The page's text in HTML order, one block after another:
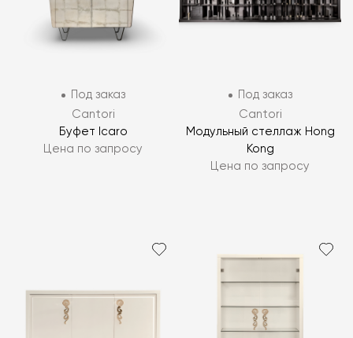
Под заказ
Cantori
Буфет Icaro
Цена по запросу
Под заказ
Cantori
Модульный стеллаж Hong
Kong
Цена по запросу